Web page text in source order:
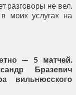
разговоры не вел.
моих услугах на
— 5 матчей.
Бразевич
вильнюсского